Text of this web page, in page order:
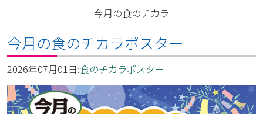
今月の食のチカラ
今月の食のチカラポスター
2026年07月01日:食のチカラポスター